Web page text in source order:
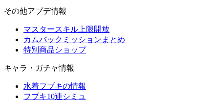
その他アプデ情報
マスタースキル上限開放
カムバックミッションまとめ
特別商品ショップ
キャラ・ガチャ情報
水着フブキの情報
フブキ10連シミュ